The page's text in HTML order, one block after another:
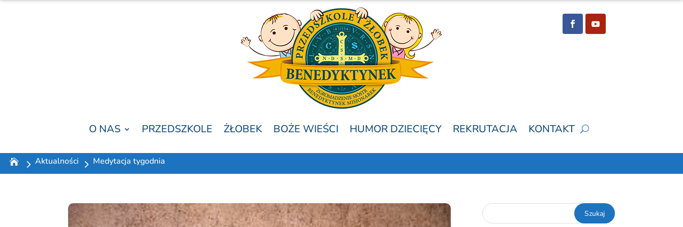
O NAS PRZEDSZKOLE ŻŁOBEK BOŻE WIEŚCI HUMOR DZIECIĘCY REKRUTACJA KONTAKT
Aktualności Medytacja tygodnia